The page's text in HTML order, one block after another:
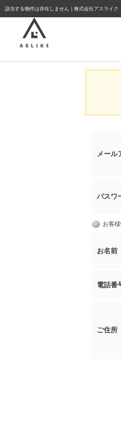
該当する物件は存在しません｜株式会社アスライク
メール
パスワ
お客
お名前
電話番
ご住所